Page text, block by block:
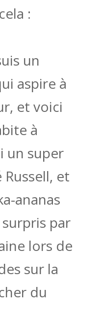
:
un
aspire à
et voici
à
un super
et
ananas
surpris par
lors de
sur la
du